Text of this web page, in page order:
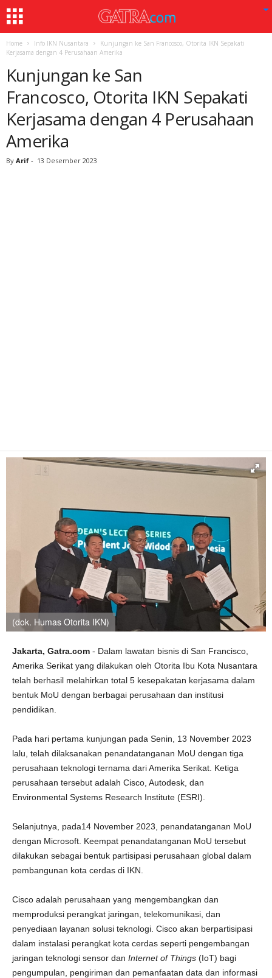
Home Info IKN Nusantara
Kunjungan ke San Francosco, Otorita IKN Sepakati
Kerjasama dengan 4 Perusahaan Amerika
Kunjungan ke San
Francosco, Otorita IKN Sepakati
Kerjasama dengan 4 Perusahaan
Amerika
By Arif - 13 Desember 2023
(dok. Humas Otorita IKN)
Jakarta, Gatra.com - Dalam lawatan bisnis di San Francisco,
Amerika Serikat yang dilakukan oleh Otorita Ibu Kota Nusantara
telah berhasil melahirkan total 5 kesepakatan kerjasama dalam
bentuk MoU dengan berbagai perusahaan dan institusi
pendidikan.
Pada hari pertama kunjungan pada Senin, 13 November 2023
lalu, telah dilaksanakan penandatanganan MoU dengan tiga
perusahaan teknologi ternama dari Amerika Serikat. Ketiga
perusahaan tersebut adalah Cisco, Autodesk, dan
Environmental Systems Research Institute (ESRI).
Selanjutnya, pada14 November 2023, penandatanganan MoU
dengan Microsoft. Keempat penandatanganan MoU tersebut
dilakukan sebagai bentuk partisipasi perusahaan global dalam
pembangunan kota cerdas di IKN.
Cisco adalah perusahaan yang mengembangkan dan
memproduksi perangkat jaringan, telekomunikasi, dan
penyediaan layanan solusi teknologi. Cisco akan berpartisipasi
dalam instalasi perangkat kota cerdas seperti pengembangan
jaringan teknologi sensor dan Internet of Things (IoT) bagi
pengumpulan, pengiriman dan pemanfaatan data dan informasi